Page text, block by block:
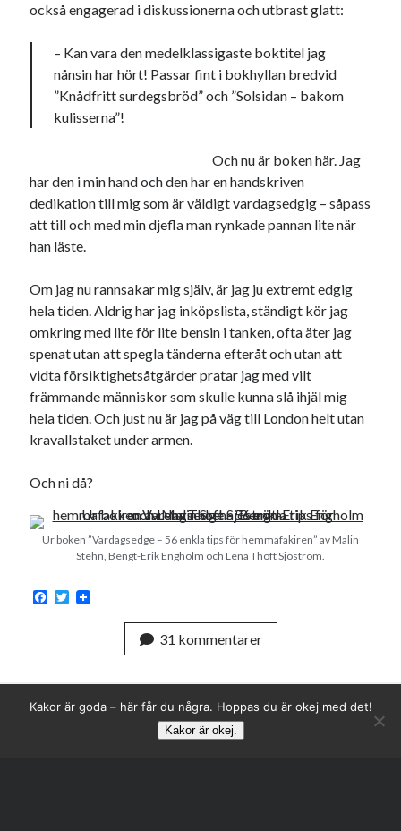
Pejpalla!
också engagerad i diskussionerna och utbrast glatt:
– Kan vara den medelklassigaste boktitel jag
nånsin har hört! Passar fint i bokhyllan bredvid
”Knådfritt surdegsbröd” och ”Solsidan – bakom
kulisserna”!
Och nu är boken här. Jag
har den i min hand och den har en handskriven
dedikation till mig som är väldigtvardagsedgig – såpass
att till och med min djefla man rynkade pannan lite när
han läste.
Om jag nu rannsakar mig själv, är jag ju extremt edgig
hela tiden. Aldrig har jag inköpslista, ständigt kör jag
omkring med lite för lite bensin i tanken, ofta äter jag
spenat utan att spegla tänderna efteråt och utan att
vidta försiktighetsåtgärder pratar jag med vilt
främmande människor som skulle kunna slå ihjäl mig
hela tiden. Och just nu är jag på väg till London helt utan
kravallstaket under armen.
Och ni då?
Ur boken ”Vardagsedge – 56 enkla tips för hemmafakiren” av Malin
Stehn, Bengt-Erik Engholm och Lena Thoft Sjöström.
F
o
T
r
31 kommentarer
Kakor är goda – här får du några. Hoppas du är okej med det!
Kakor är okej.